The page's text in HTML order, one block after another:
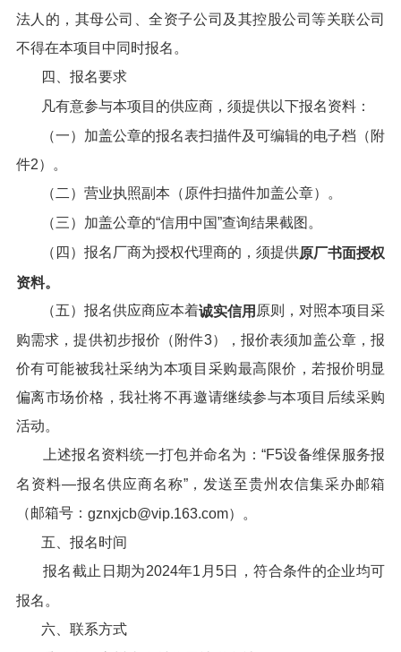
法人的，其母公司、全资子公司及其控股公司等关联公司
不得在本项目中同时报名。
四、报名要求
凡有意参与本项目的供应商，须提供以下报名资料：
（一）加盖公章的报名表扫描件及可编辑的电子档（附
件2）。
（二）营业执照副本（原件扫描件加盖公章）。
（三）加盖公章的“信用中国”查询结果截图。
（四）报名厂商为授权代理商的，须提供原厂书面授权
资料。
（五）报名供应商应本着诚实信用 原则，对照本项目采
购需求，提供初步报价（附件3），报价表须加盖公章，报
价有可能被我社采纳为本项目采购最高限价，若报价明显
偏离市场价格，我社将不再邀请继续参与本项目后续采购
活动。
上述报名资料统一打包并命名为：“F5设备维保服务报
名资料—报名供应商名称”，发送至贵州农信集采办邮箱
（邮箱号： gznxjcb@vip.163.com）。
五、报名时间
报名截止日期为2024年1月5日，符合条件的企业均可
报名。
六、联系方式